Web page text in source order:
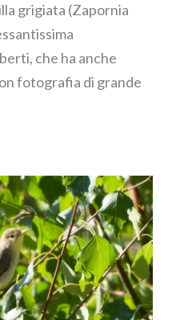
grigiata (Zapornia
che ha anche
fotografia di grande